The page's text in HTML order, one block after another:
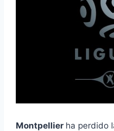
Montpellier ha perdido